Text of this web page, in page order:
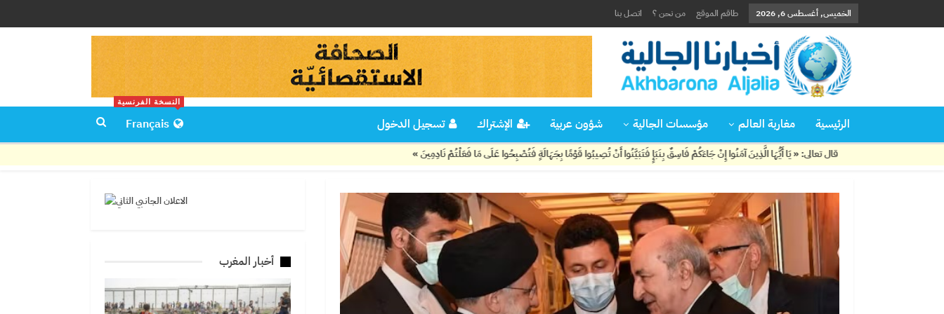
الخميس, أغسطس 6, 2026 طاقم الموقع من نحن ؟ اتصل بنا
الرئيسية مغاربة العالم مؤسسات الجالية شؤون عربية الإشتراك تسجيل الدخول Français
النسخة الفرنسية
قال تعالى: « يَا أَيُّهَا الَّذِينَ آمَنُوا إِنْ جَاءَكُمْ فَاسِقٌ بِنَبَإٍ فَتَبَيَّنُوا أَنْ تُصِيبُوا قَوْمًا بِجَهَالَةٍ فَتُصْبِحُوا عَلَى مَا فَعَلْتُمْ نَادِمِينَ »
أخبار المغرب